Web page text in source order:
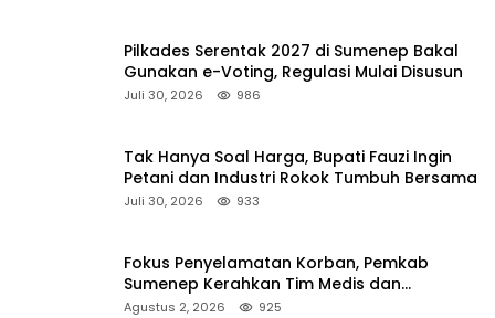
Pilkades Serentak 2027 di Sumenep Bakal
Gunakan e-Voting, Regulasi Mulai Disusun
Juli 30, 2026 986
Tak Hanya Soal Harga, Bupati Fauzi Ingin
Petani dan Industri Rokok Tumbuh Bersama
Juli 30, 2026 933
Fokus Penyelamatan Korban, Pemkab
Sumenep Kerahkan Tim Medis dan
Ambulans ke Pelabuhan Kalianget
Agustus 2, 2026 925